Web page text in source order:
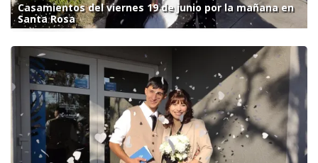
Casamientos del viernes 19 de junio por la mañana en
Santa Rosa